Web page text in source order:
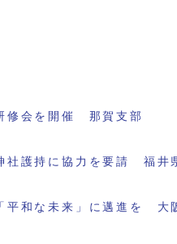
修会を開催 那賀支部
護持に協力を要請 福井
和な未来」に邁進を 大